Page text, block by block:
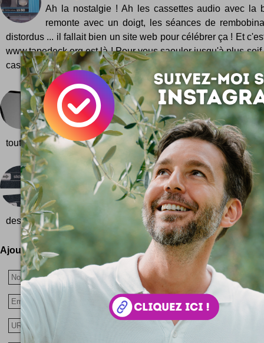
Ah la nostalgie ! Ah les cassettes audio avec la
remonte avec un doigt, les séances de
distordus ... il fallait bien un site web pour célébrer ça ! Et
www.tapedeck.org est là ! Pour vous saouler jusqu'à plus
cassette...
New York > Los Angeles
Une table ? Un petit voyage en quatre lettres,
voyelle ! Elles sont deux dans la série NY and LA
tout simplement les acronymes de ces deux riantes...
Paillasson iPhone
Coques, étuis, copies, gadgets ... On en
sauces de l'iPhone ! Et on peut même s'essuyer
dessus ! http://www.meninos.us/products.... Pour 50 dollars
Ajoutez votre avis !